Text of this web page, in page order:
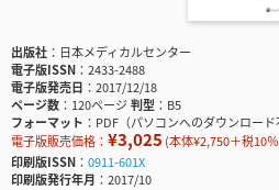
出版社
日本メディカルセンター
電子版ISSN
2433-2488
電子版発売日
2017/12/18
ページ数
120ページ判型
B5
フォーマット
PDF（パソコンへのダウンロード
電子版販売価格： ¥3,025 (本体¥2,750＋税10
印刷版ISSN
0911-601X
印刷版発行年月
2017/10